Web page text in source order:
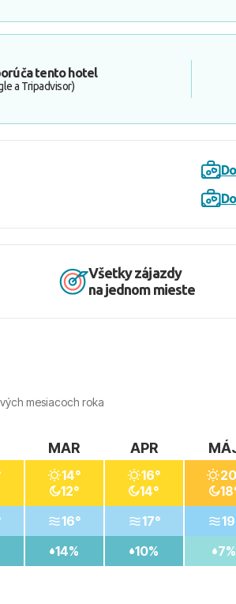
tento hotel
a Tripadvisor)
Všetky zájazdy
na jednom mieste
mesiacoch roka
MAR
14°
12°
16°
14%
APR
16°
14°
17°
10%
7%